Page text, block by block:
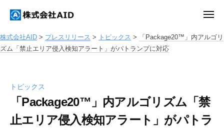
テ
ン 式
会
A
D
式
会
メ
ー
株式会社AID > プレスリリース > トピックス >
「Package20™」内アルゴリ
ズム「禁止エリア侵入検知アラート」がパトランプに対応
トピックス
「Package20™」内アルゴリズム「禁
止エリア侵入検知アラート」がパトラ
式
会
社